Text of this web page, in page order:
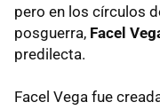
pero en los círculos
posguerra, Facel
predilecta.
Facel Vega fue